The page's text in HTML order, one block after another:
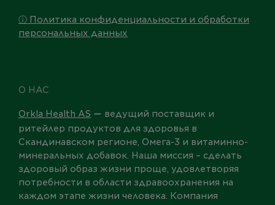
О НАС
Orkla Health AS — ведущий поставщик и
ритейлер продуктов для здоровья в
Скандинавском регионе, Омега-3 и витаминно-
минеральных добавок. Наша миссия – сделать
здоровый образ жизни проще, удовлетворяя
потребности в области здравоохранения на
каждом этапе жизни человека. Компания
ⓘ Политика конфиденциальности и обработки
персональных данных